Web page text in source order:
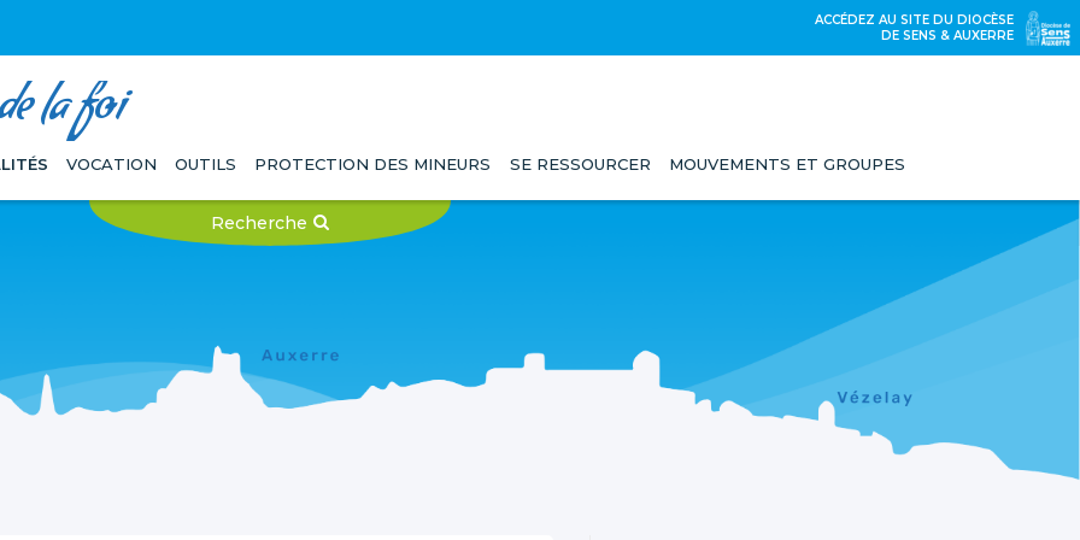
ACCÉDEZ AU SITE DU DIOCÈSE
DE SENS & AUXERRE
la foi
PROTECTION DES MINEURS SE RESSOURCER MOUVEMENTS ET GROUPES
VOCATION OUTILS
Recherche